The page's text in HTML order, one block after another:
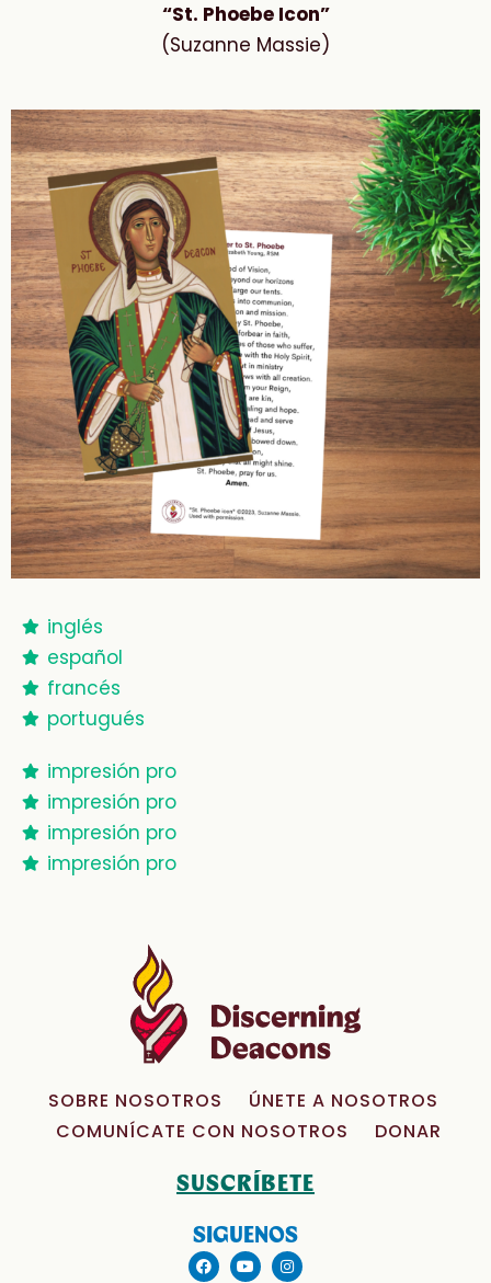
“St. Phoebe Icon”
(Suzanne Massie)
inglés
español
francés
portugués
impresión pro
impresión pro
impresión pro
impresión pro
SOBRE NOSOTROS
ÚNETE A NOSOTROS
COMUNÍCATE CON NOSOTROS
DONAR
SUSCRÍBETE
SIGUENOS